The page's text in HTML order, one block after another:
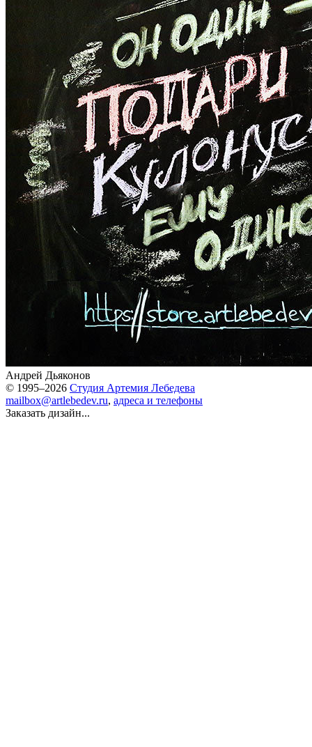
Андрей Дьяконов
© 1995–2026 Студия Артемия Лебедева
mailbox@artlebedev.ru, адреса и телефоны
Заказать дизайн...